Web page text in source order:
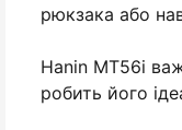
рюкзака або
Hanin MT56i
робить його